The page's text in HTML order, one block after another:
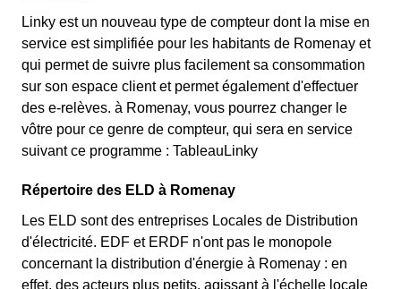
Linky est un nouveau type de compteur dont la mise en
service est simplifiée pour les habitants de Romenay et
qui permet de suivre plus facilement sa consommation
sur son espace client et permet également d'effectuer
des e-relèves. à Romenay, vous pourrez changer le
vôtre pour ce genre de compteur, qui sera en service
suivant ce programme : TableauLinky
Répertoire des ELD à Romenay
Les ELD sont des entreprises Locales de Distribution
d'électricité. EDF et ERDF n'ont pas le monopole
concernant la distribution d'énergie à Romenay : en
effet, des acteurs plus petits, agissant à l'échelle locale